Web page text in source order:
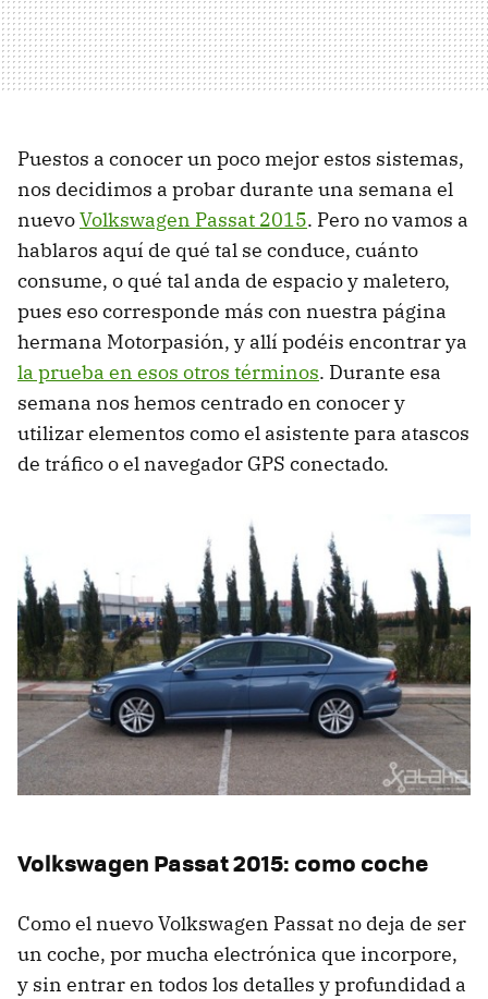
Puestos a conocer un poco mejor estos sistemas,
nos decidimos a probar durante una semana el
nuevoVolkswagen Passat 2015. Pero no vamos a
hablaros aquí de qué tal se conduce, cuánto
consume, o qué tal anda de espacio y maletero,
pues eso corresponde más con nuestra página
hermana Motorpasión, y allí podéis encontrar ya
la prueba en esos otros términos. Durante esa
semana nos hemos centrado en conocer y
utilizar elementos como el asistente para atascos
de tráfico o el navegador GPS conectado.
Volkswagen Passat 2015: como coche
Como el nuevo Volkswagen Passat no deja de ser
un coche, por mucha electrónica que incorpore,
y sin entrar en todos los detalles y profundidad a